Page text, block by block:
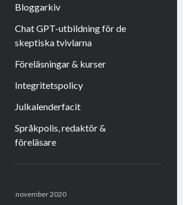
Bloggarkiv
Chat GPT-utbildning för de
skeptiska tvivlarna
Föreläsningar & kurser
Integritetspolicy
Julkalenderfacit
Språkpolis, redaktör &
föreläsare
november 2020